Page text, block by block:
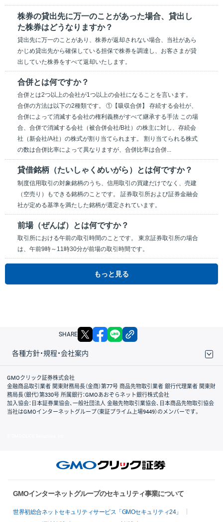
株券の貸出先に万一のことがあった場合、貸出し
た株券はどうなりますか？
貸出先に万一のことがあり、株券が返却されない場合、当社があら
かじめ貸出先から確保している担保で株券を調達し、お客さまが貸
出していた株券をすべて返却いたします。
合併とは何ですか？
合併とは2つ以上の会社が1つ以上の会社になることを言います。
合併の方法は以下の2種類です。 ①【吸収合併】 存続する会社が、
合併によって消滅する会社の権利義務がすべて継承する手法 この場
合、合併で消滅する会社（被合併会社/B社）の株主に対し、存続会
社（新会社/A社）の株式が割り当てられます。 割り当てられる株式
の数は合併比率によって異なりますが、合併比率は合併...
貸借銘柄（たいしゃくめいがら）とは何ですか？
制度信用取引の対象銘柄のうち、信用取引の買建だけでなく、売建
（空売り）もできる銘柄のことです。 証券取引所および証券金融会
社が定める基準を満たした銘柄が選定されています。
前場（ぜんば）とは何ですか？
取引所における午前の取引時間のことです。 東京証券取引所の場合
は、午前9時～11時30分が前場の取引時間です。
もっと見る
SHARE X facebook
各種方針・規程・会社案内
取引規程・約款
サイトマップ
その他のご案内
個人情報保護方針
最良執行方針
サイトのご利用について
ディスクレイマー
信託保全
リスク説明
会社案内
GMOクリック証券株式会社
金融商品取引業者 関東財務局長（金商）第77号 商品先物取引業者 銀行代理業者 関東財
務局長（銀代）第330号 所属銀行：GMOあおぞらネット銀行株式会社
加入協会：日本証券業協会、一般社団法人 金融先物取引業協会、日本商品先物取引協会
当社はGMOインターネットグループ（東証プライム上場9449）のメンバーです。
GMOインターネットグループのセキュリティ事業について
世界初総合ネットセキュリティサービス「GMOセキュリティ24」